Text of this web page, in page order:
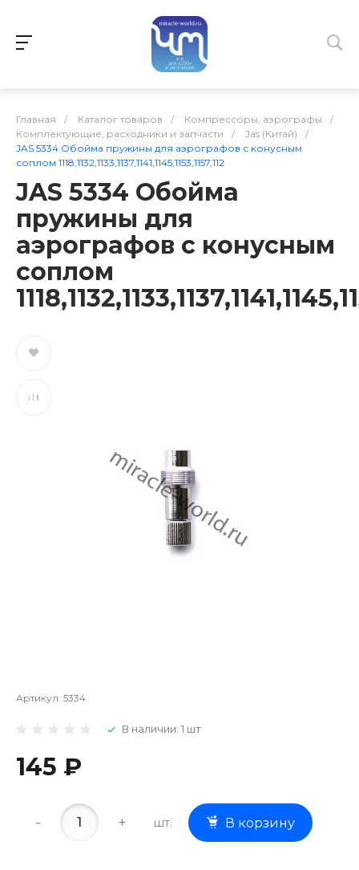
Главная / Каталог товаров / Компрессоры, аэрографы
/
Комплектующие, расходники и запчасти
/ Jas (Китай)
/
JAS 5334 Обойма пружины для аэрографов с конусным
соплом 1118,1132,1133,1137,1141,1145,1153,1157,112
JAS 5334 Обойма
пружины для
аэрографов с конусным
соплом
Артикул: 5334
В наличии: 1 шт
145 ₽
- + шт. В корзину